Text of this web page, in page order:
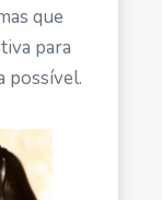
que
para
possível.